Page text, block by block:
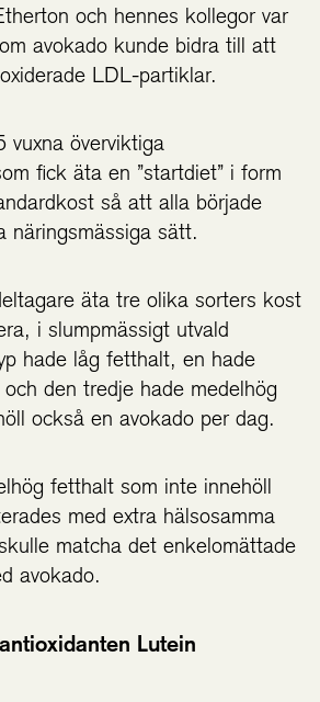
och hennes kollegor var
avokado kunde bidra till att
LDL-partiklar.
vuxna överviktiga
fick äta en ”startdiet” i form
så att alla började
näringsmässiga sätt.
äta tre olika sorters kost
i slumpmässigt utvald
hade låg fetthalt, en hade
den tredje hade medelhög
också en avokado per dag.
fetthalt som inte innehöll
med extra hälsosamma
matcha det enkelomättade
avokado.
Lutein